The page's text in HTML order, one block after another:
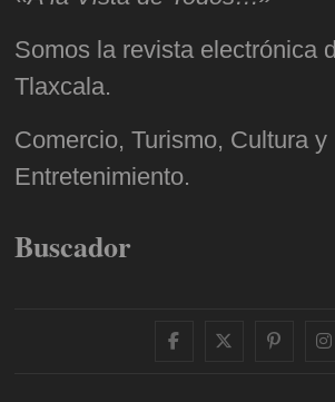
Somos la revista electrónica
Tlaxcala.
Comercio, Turismo, Cultura y
Entretenimiento.
Buscador
facebooktwitter